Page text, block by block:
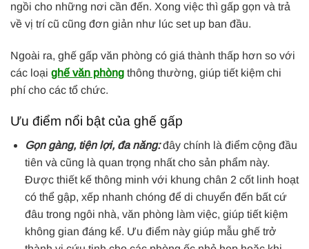
ngồi cho những nơi cần đến. Xong việc thì gấp gọn và trả
về vị trí cũ cũng đơn giản như lúc set up ban đầu.
Ngoài ra, ghế gấp văn phòng có giá thành thấp hơn so với
các loại ghế văn phòng thông thường, giúp tiết kiệm chi
phí cho các tổ chức.
Ưu điểm nổi bật của ghế gấp
Gọn gàng, tiện lợi, đa năng:đây chính là điểm cộng đầu
tiên và cũng là quan trọng nhất cho sản phẩm này.
Được thiết kế thông minh với khung chân 2 cốt linh hoạt
có thể gập, xếp nhanh chóng để di chuyển đến bất cứ
đâu trong ngôi nhà, văn phòng làm việc, giúp tiết kiệm
không gian đáng kể. Ưu điểm này giúp mẫu ghế trở